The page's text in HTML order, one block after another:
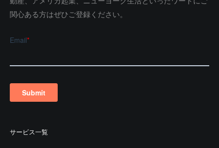
関心ある方はぜひご登録ください。
サービス一覧